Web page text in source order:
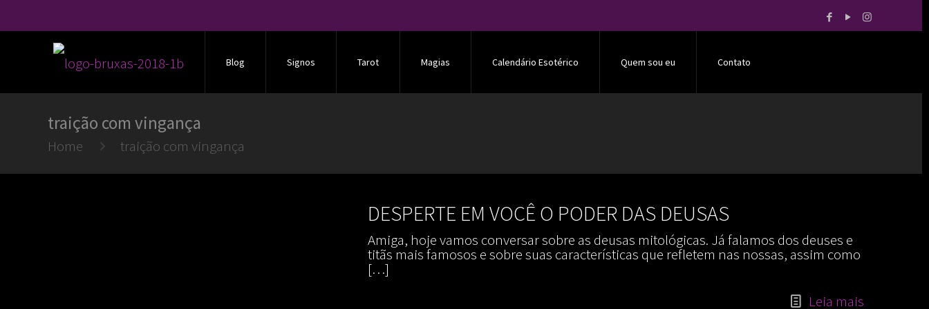
Blog Signos Tarot Magias Calendário Esotérico Quem sou eu Contato
traição com vingança
Home traição com vingança
DESPERTE EM VOCÊ O PODER DAS DEUSAS
Amiga, hoje vamos conversar sobre as deusas mitológicas. Já falamos dos deuses e
titãs mais famosos e sobre suas características que refletem nas nossas, assim como
[…]
Leia mais